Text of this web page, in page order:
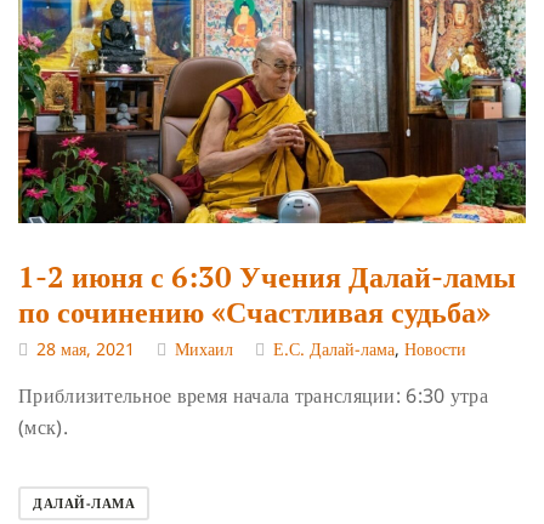
1-2 июня с 6:30 Учения Далай-ламы
по сочинению «Счастливая судьба»
28 мая, 2021 Михаил Е.С. Далай-лама, Новости
Приблизительное время начала трансляции: 6:30 утра
(мск).
ДАЛАЙ-ЛАМА